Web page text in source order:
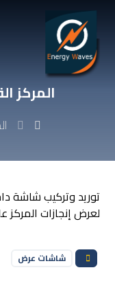
المركز
توريد وتركيب شاشة
لعرض إنجازات المركز
شاشات عرض